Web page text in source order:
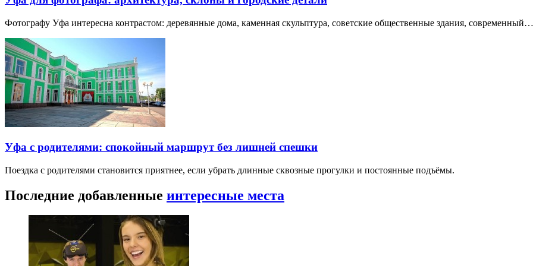
Фотографу Уфа интересна контрастом: деревянные дома, каменная скульптура, советские общественные здания, современный…
Уфа с родителями: спокойный маршрут без лишней спешки
Поездка с родителями становится приятнее, если убрать длинные сквозные прогулки и постоянные подъёмы.
Последние добавленные интересные места